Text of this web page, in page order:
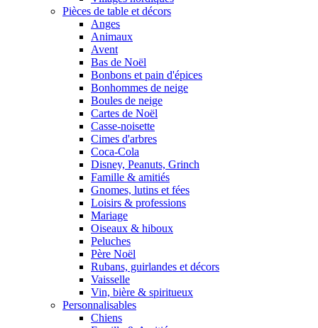
Pièces de table et décors
Anges
Animaux
Avent
Bas de Noël
Bonbons et pain d'épices
Bonhommes de neige
Boules de neige
Cartes de Noël
Casse-noisette
Cimes d'arbres
Coca-Cola
Disney, Peanuts, Grinch
Famille & amitiés
Gnomes, lutins et fées
Loisirs & professions
Mariage
Oiseaux & hiboux
Peluches
Père Noël
Rubans, guirlandes et décors
Vaisselle
Vin, bière & spiritueux
Personnalisables
Chiens